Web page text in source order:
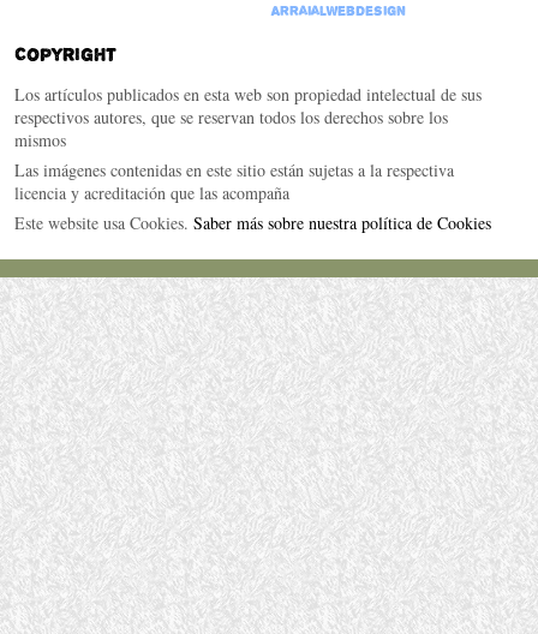
ArraialWebDesign
Copyright
Los artículos publicados en esta web son propiedad intelectual de sus
respectivos autores, que se reservan todos los derechos sobre los
mismos
Las imágenes contenidas en este sitio están sujetas a la respectiva
licencia y acreditación que las acompaña
Este website usa Cookies. Saber más sobre nuestra política de Cookies